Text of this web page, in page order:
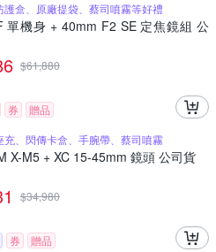
護盒、原廠提袋、蔡司噴霧等好禮
單機身 + 40mm F2 SE 定焦鏡組 公
$61,880
券
贈品
充、閃傳卡盒、手腕帶、蔡司噴霧
X-M5 + XC 15-45mm 鏡頭 公司貨
$34,980
券 贈品